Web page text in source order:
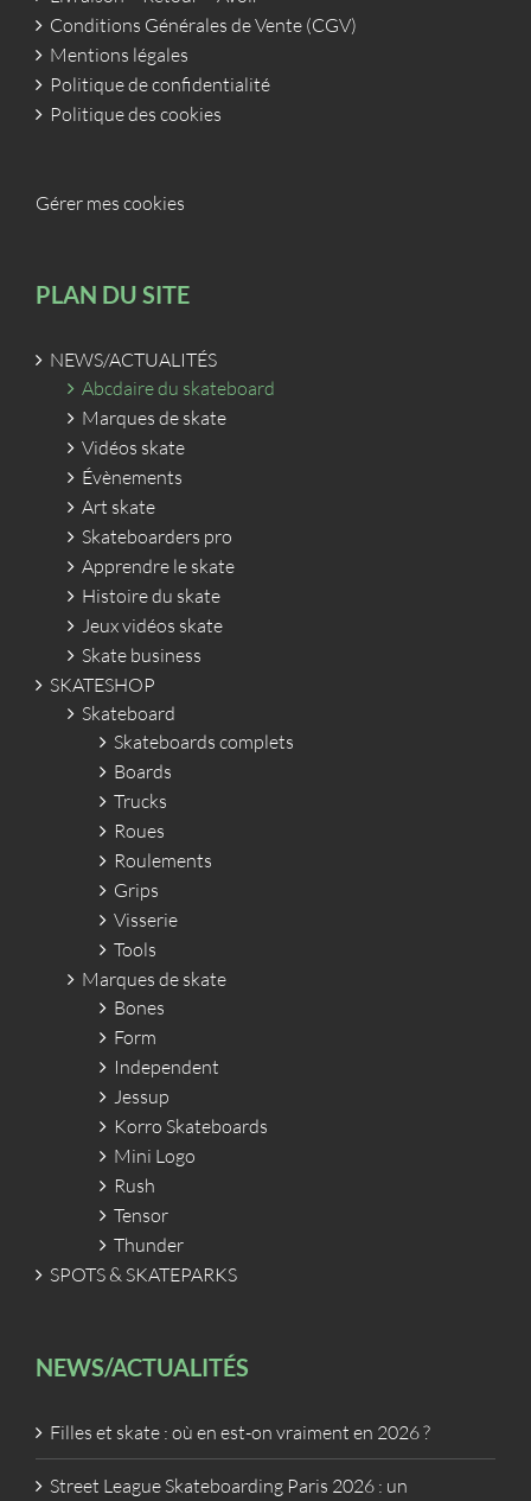
Conditions Générales de Vente (CGV)
Mentions légales
Politique de confidentialité
Politique des cookies
Gérer mes cookies
PLAN DU SITE
NEWS/ACTUALITÉS
Abcdaire du skateboard
Marques de skate
Vidéos skate
Évènements
Art skate
Skateboarders pro
Apprendre le skate
Histoire du skate
Jeux vidéos skate
Skate business
SKATESHOP
Skateboard
Skateboards complets
Boards
Trucks
Roues
Roulements
Grips
Visserie
Tools
Marques de skate
Bones
Form
Independent
Jessup
Korro Skateboards
Mini Logo
Rush
Tensor
Thunder
SPOTS & SKATEPARKS
NEWS/ACTUALITÉS
Filles et skate : où en est-on vraiment en 2026 ?
Street League Skateboarding Paris 2026 : un